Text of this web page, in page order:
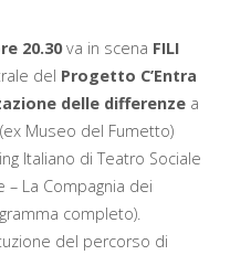
CIA
LE
VIA
RE
20.30va in scena FILI
del Progetto C’Entra
delle differenzea
Museo del Fumetto)
Italiano di Teatro Sociale
La Compagnia dei
completo).
del percorso di